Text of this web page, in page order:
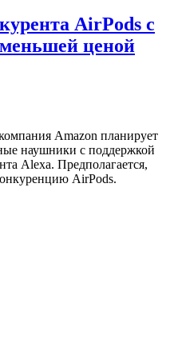
AirPods с
ценой
Amazon планирует
наушники с поддержкой
Alexa. Предполагается,
AirPods.